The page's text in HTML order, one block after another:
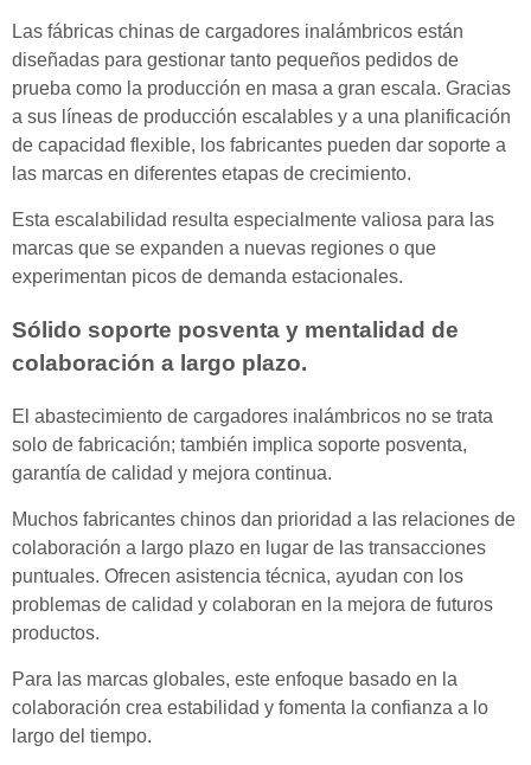
Las fábricas chinas de cargadores inalámbricos están
diseñadas para gestionar tanto pequeños pedidos de
prueba como la producción en masa a gran escala. Gracias
a sus líneas de producción escalables y a una planificación
de capacidad flexible, los fabricantes pueden dar soporte a
las marcas en diferentes etapas de crecimiento.
Esta escalabilidad resulta especialmente valiosa para las
marcas que se expanden a nuevas regiones o que
experimentan picos de demanda estacionales.
Sólido soporte posventa y mentalidad de
colaboración a largo plazo.
El abastecimiento de cargadores inalámbricos no se trata
solo de fabricación; también implica soporte posventa,
garantía de calidad y mejora continua.
Muchos fabricantes chinos dan prioridad a las relaciones de
colaboración a largo plazo en lugar de las transacciones
puntuales. Ofrecen asistencia técnica, ayudan con los
problemas de calidad y colaboran en la mejora de futuros
productos.
Para las marcas globales, este enfoque basado en la
colaboración crea estabilidad y fomenta la confianza a lo
largo del tiempo.